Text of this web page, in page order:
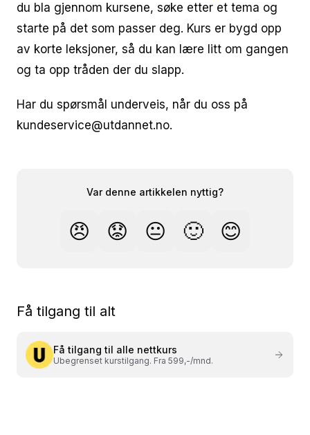
du bla gjennom kursene, søke etter et tema og
starte på det som passer deg. Kurs er bygd opp
av korte leksjoner, så du kan lære litt om gangen
og ta opp tråden der du slapp.
Har du spørsmål underveis, når du oss på
kundeservice@utdannet.no.
Var denne artikkelen nyttig?
😠 😟 😐 🙂 😊
Få tilgang til alt
Få tilgang til alle nettkurs
Ubegrenset kurstilgang. Fra 599,-/mnd.